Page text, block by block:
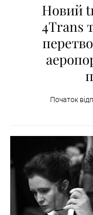
Новий
4Trans
Початок